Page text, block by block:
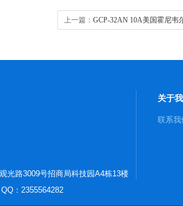
上一篇： GCP-32AN 10A美国霍尼韦
光路3009号招商局科技园A4栋13楼
：2355564282
关于
联系我